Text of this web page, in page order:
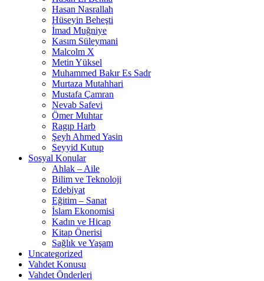
Hasan Nasrallah
Hüseyin Beheşti
İmad Muğniye
Kasım Süleymani
Malcolm X
Metin Yüksel
Muhammed Bakır Es Sadr
Murtaza Mutahhari
Mustafa Çamran
Nevab Safevi
Ömer Muhtar
Ragıp Harb
Şeyh Ahmed Yasin
Seyyid Kutup
Sosyal Konular
Ahlak – Aile
Bilim ve Teknoloji
Edebiyat
Eğitim – Sanat
İslam Ekonomisi
Kadın ve Hicap
Kitap Önerisi
Sağlık ve Yaşam
Uncategorized
Vahdet Konusu
Vahdet Önderleri